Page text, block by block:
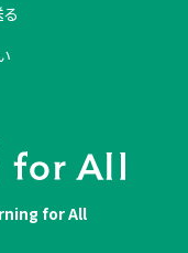
for All